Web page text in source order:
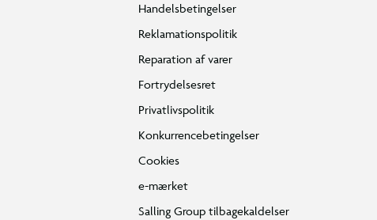
Handelsbetingelser
Reklamationspolitik
Reparation af varer
Fortrydelsesret
Privatlivspolitik
Konkurrencebetingelser
Cookies
e-mærket
Salling Group tilbagekaldelser